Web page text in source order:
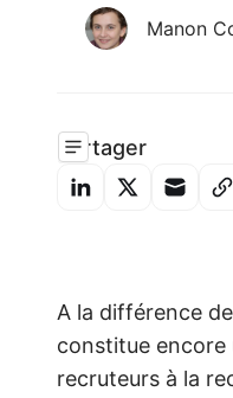
Manon
Partager
A la différence
constitue encore
recruteurs à la